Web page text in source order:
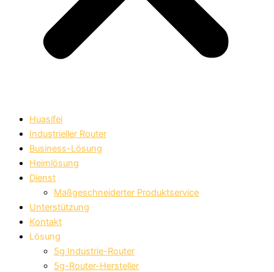
Huasifei
Industrieller Router
Business-Lösung
Heimlösung
Dienst
Maßgeschneiderter Produktservice
Unterstützung
Kontakt
Lösung
5g Industrie-Router
5g-Router-Hersteller